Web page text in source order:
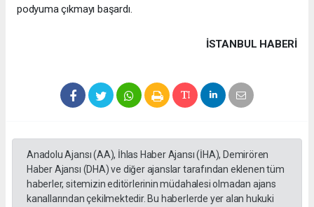
podyuma çıkmayı başardı.
İSTANBUL HABERİ
Anadolu Ajansı (AA), İhlas Haber Ajansı (İHA), Demirören
Haber Ajansı (DHA) ve diğer ajanslar tarafından eklenen tüm
haberler, sitemizin editörlerinin müdahalesi olmadan ajans
kanallarından çekilmektedir. Bu haberlerde yer alan hukuki